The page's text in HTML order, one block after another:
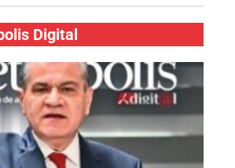
Digital